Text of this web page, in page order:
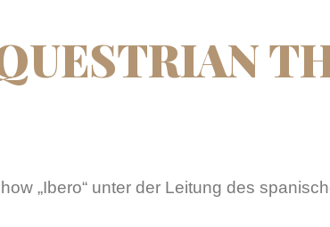
„Ibero“ unter der Leitung des